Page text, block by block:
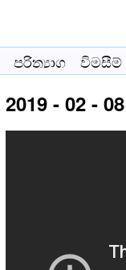
පරිත්‍යාග විමසීම්
2019 - 02 -